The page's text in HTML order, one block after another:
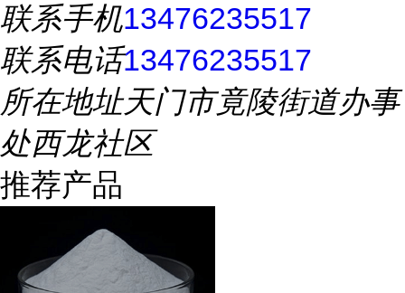
联系手机13476235517
联系电话13476235517
所在地址天门市竟陵街道办事
处西龙社区
推荐产品